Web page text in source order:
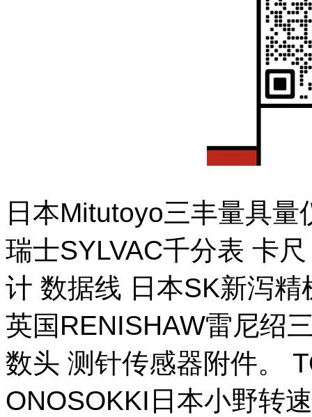
日本Mitutoyo三丰量具
瑞士SYLVAC千分表 卡
计 数据线 日本SK新泻
英国RENISHAW雷尼绍
数头 测针传感器附件。
ONOSOKKI日本小野转